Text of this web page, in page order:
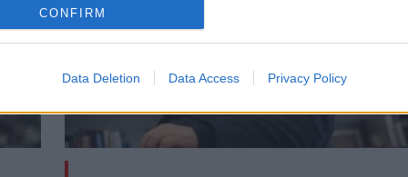
CONFIRM
Data Deletion Data Access Privacy Policy